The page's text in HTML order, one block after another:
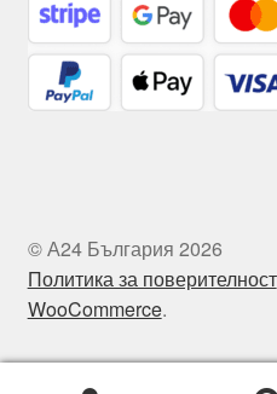
© А24 България 2026
Политика за поверителност
WooCommerce.